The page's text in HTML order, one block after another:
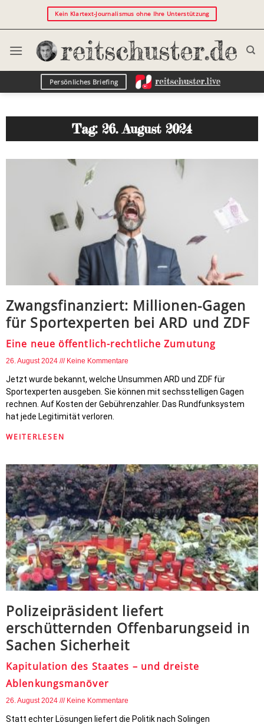
Kein Klartext-Journalismus ohne Ihre Unterstützung
Persönliches Briefing
Tag: 26. August 2024
Zwangsfinanziert: Millionen-Gagen
für Sportexperten bei ARD und ZDF
Eine neue öffentlich-rechtliche Zumutung
26. August 2024 Keine Kommentare
Jetzt wurde bekannt, welche Unsummen ARD und ZDF für
Sportexperten ausgeben. Sie können mit sechsstelligen Gagen
rechnen. Auf Kosten der Gebührenzahler. Das Rundfunksystem
hat jede Legitimität verloren.
WEITERLESEN
Polizeipräsident liefert
erschütternden Offenbarungseid in
Sachen Sicherheit
Kapitulation des Staates – und dreiste
Ablenkungsmanöver
26. August 2024 Keine Kommentare
Statt echter Lösungen liefert die Politik nach Solingen